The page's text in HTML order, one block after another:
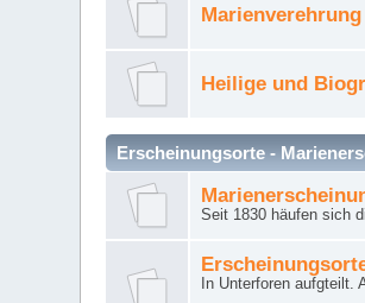
Marienverehrung
Heilige und
Erscheinungsorte -
Seit 1830 häufen sich
In Unterforen aufgteilt.